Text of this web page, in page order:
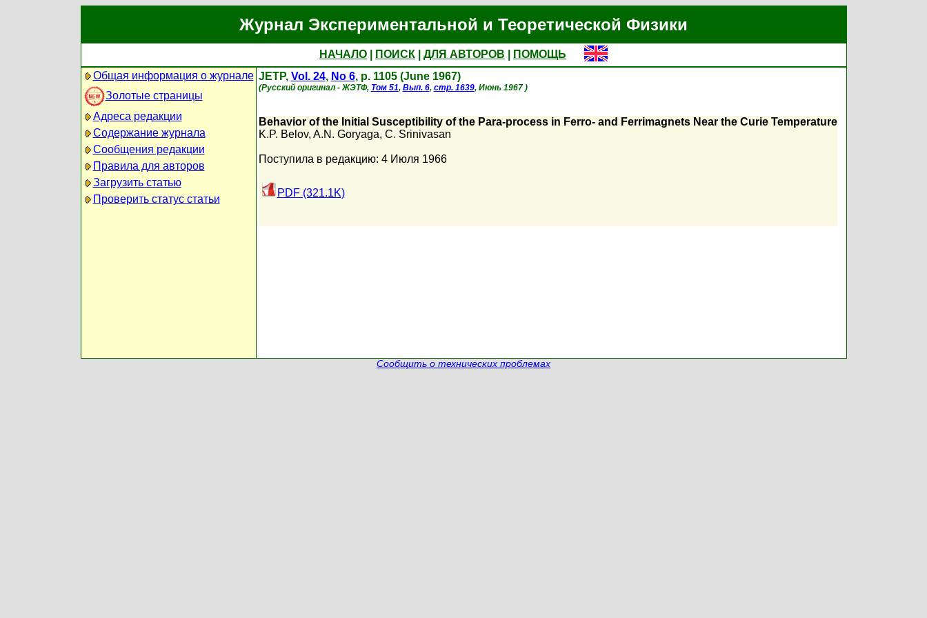
Журнал Экспериментальной и Теоретической Физики
НАЧАЛО ПОИСК ДЛЯ АВТОРОВ
ПОМОЩЬ
Общая информация о журнале
Золотые страницы
Адреса редакции
Содержание журнала
Сообщения редакции
Правила для авторов
Загрузить статью
Проверить статус статьи
JETP, Vol. 24, No 6, p. 1105 (June 1967)
(Русский оригинал - ЖЭТФ, Том 51, Вып. 6, стр. 1639, Июнь 1967 )
Behavior of the Initial Susceptibility of the Para-process in Ferro- and Ferrimagnets Near the Curie Temperature
K.P. Belov, A.N. Goryaga, C. Srinivasan
Поступила в редакцию: 4 Июля 1966
PDF (321.1K)
Сообщить о технических проблемах